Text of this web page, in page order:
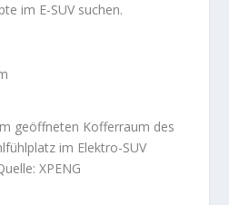
im E-SUV suchen.
geöffneten Kofferraum des
im Elektro-SUV
XPENG